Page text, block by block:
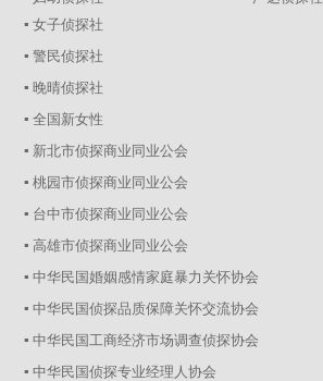
▪ 女子侦探社
▪ 警民侦探社
▪ 晚晴侦探社
▪ 全国新女性
▪ 新北市侦探商业同业公会
▪ 桃园市侦探商业同业公会
▪ 台中市侦探商业同业公会
▪ 高雄市侦探商业同业公会
▪ 中华民国婚姻感情家庭暴力关怀协会
▪ 中华民国侦探品质保障关怀交流协会
▪ 中华民国工商经济市场调查侦探协会
▪ 中华民国侦探专业经理人协会